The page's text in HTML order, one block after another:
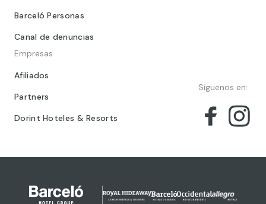
Barceló Personas
Canal de denuncias
Empresas
Afiliados
Partners
Dorint Hoteles & Resorts
Síguenos en: